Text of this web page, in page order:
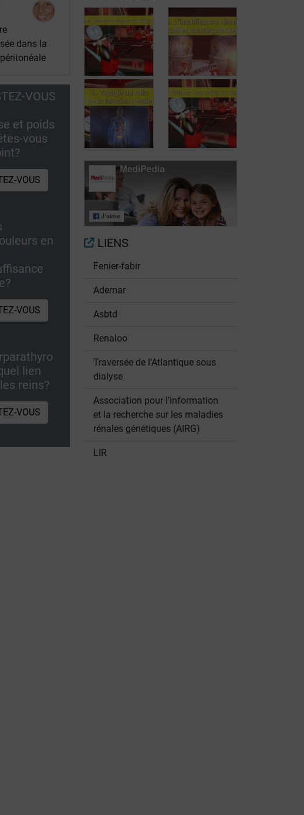
dans la
VOUS
et poids
vous
VOUS
en
VOUS
lien
reins?
VOUS
Quel régime en
cas
d’insuffisance
rénale (partie
1)?
Reprendre le
travail avec une
insuffisance
Des premiers
symptômes au
diagnostic
d'insuffisance
Insuffisance
rénale: quelles
Voyage au sein
de la fonction
rénale
Prenez vos
reins en main
LIENS
Fenier-fabir
Ademar
Asbtd
Renaloo
Traversée de l'Atlantique sous
dialyse
Association pour l'information
et la recherche sur les maladies
rénales génétiques (AIRG)
LIR